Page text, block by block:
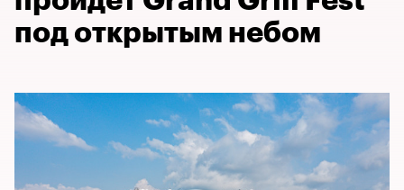
под открытым небом